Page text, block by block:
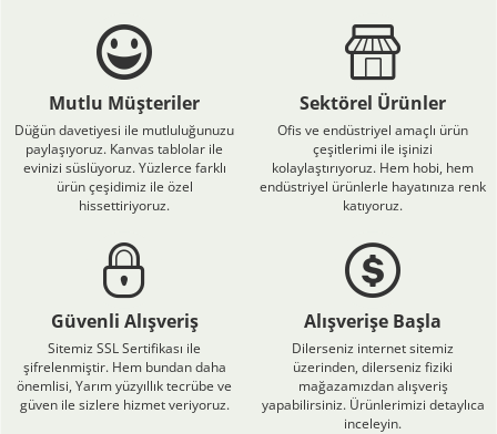
Mutlu Müşteriler
Düğün davetiyesi ile mutluluğunuzu
paylaşıyoruz. Kanvas tablolar ile
evinizi süslüyoruz. Yüzlerce farklı
ürün çeşidimiz ile özel
hissettiriyoruz.
Sektörel Ürünler
Ofis ve endüstriyel amaçlı ürün
çeşitlerimi ile işinizi
kolaylaştırıyoruz. Hem hobi, hem
endüstriyel ürünlerle hayatınıza renk
katıyoruz.
Güvenli Alışveriş
Sitemiz SSL Sertifikası ile
şifrelenmiştir. Hem bundan daha
önemlisi, Yarım yüzyıllık tecrübe ve
güven ile sizlere hizmet veriyoruz.
Alışverişe Başla
Dilerseniz internet sitemiz
üzerinden, dilerseniz fiziki
mağazamızdan alışveriş
yapabilirsiniz. Ürünlerimizi detaylıca
inceleyin.